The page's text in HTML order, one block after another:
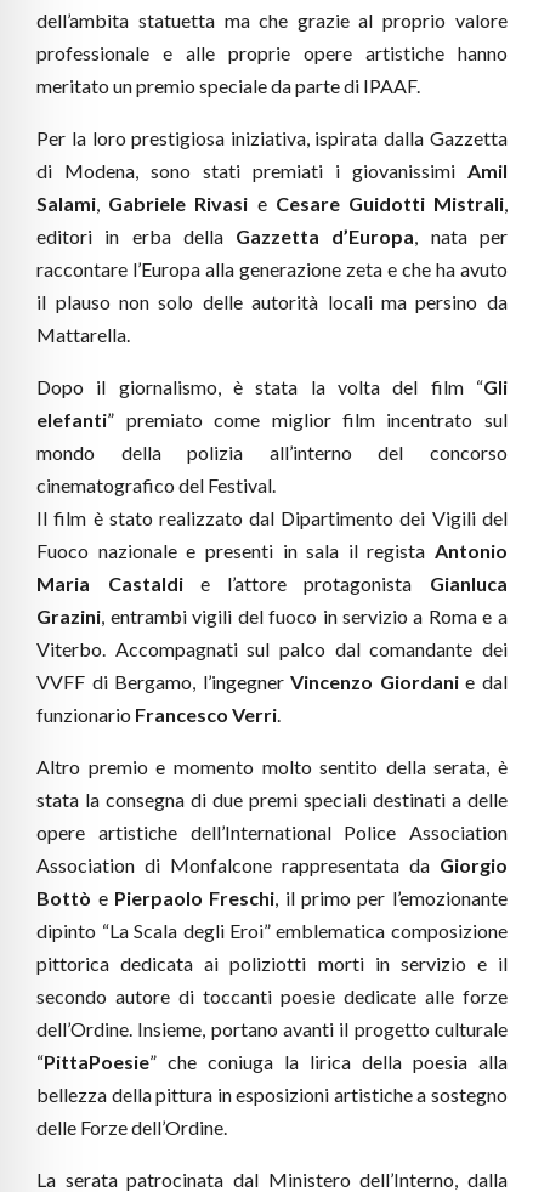
dell’ambita statuetta ma che grazie al proprio valore
professionale e alle proprie opere artistiche hanno
meritato un premio speciale da parte di IPAAF.
Per la loro prestigiosa iniziativa, ispirata dalla Gazzetta
di Modena, sono stati premiati i giovanissimi Amil
Salami Gabriele Rivasi e Cesare Guidotti Mistrali,
editori in erba della Gazzetta d’Europa , nata per
raccontare l’Europa alla generazione zeta e che ha avuto
il plauso non solo delle autorità locali ma persino da
Mattarella.
Dopo il giornalismo, è stata la volta del film “Gli
elefanti” premiato come miglior film incentrato sul
mondo della polizia all’interno del concorso
cinematografico del Festival.
Il film è stato realizzato dal Dipartimento dei Vigili del
Fuoco nazionale e presenti in sala il regista Antonio
Maria Castaldie l’attore protagonista Gianluca
Grazini , entrambi vigili del fuoco in servizio a Roma e a
Viterbo. Accompagnati sul palco dal comandante dei
VVFF di Bergamo, l’ingegnerVincenzo Giordanie dal
funzionario Francesco Verri
Altro premio e momento molto sentito della serata, è
stata la consegna di due premi speciali destinati a delle
opere artistiche dell’International Police Association
Association di Monfalcone rappresentata da Giorgio
Bottò e Pierpaolo Freschi , il primo per l’emozionante
dipinto “La Scala degli Eroi” emblematica composizione
pittorica dedicata ai poliziotti morti in servizio e il
secondo autore di toccanti poesie dedicate alle forze
dell’Ordine. Insieme, portano avanti il progetto culturale
“PittaPoesie” che coniuga la lirica della poesia alla
bellezza della pittura in esposizioni artistiche a sostegno
delle Forze dell’Ordine.
La serata patrocinata dal Ministero dell’Interno, dalla